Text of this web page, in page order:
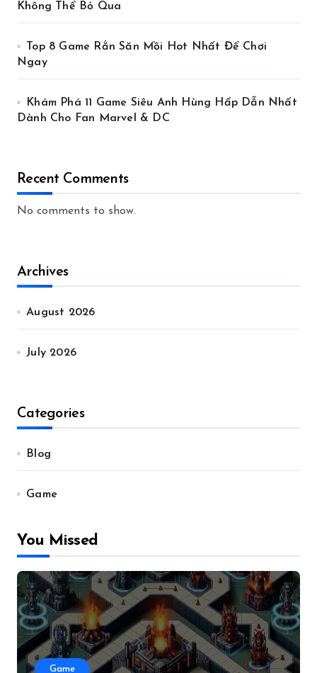
Không Thể Bỏ Qua
Top 8 Game Rắn Săn Mồi Hot Nhất Để Chơi
Ngay
Khám Phá 11 Game Siêu Anh Hùng Hấp Dẫn Nhất
Dành Cho Fan Marvel & DC
Recent Comments
No comments to show.
Archives
August 2026
July 2026
Categories
Blog
Game
You Missed
Game